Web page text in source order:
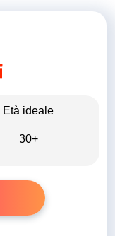
Età ideale
30+